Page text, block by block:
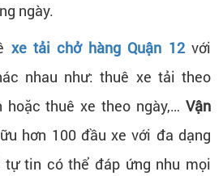
ngày.
xe tải chở hàng Quận 12với
nhau như: thuê xe tải theo
hoặc thuê xe theo ngày,… Vận
hơn 100 đầu xe với đa dạng
tin có thể đáp ứng nhu mọi